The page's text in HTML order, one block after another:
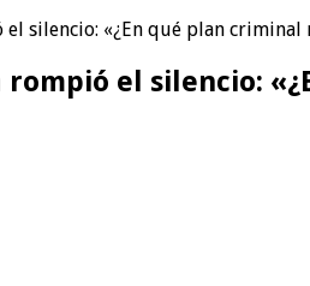
silencio: «¿En qué plan
el silencio: